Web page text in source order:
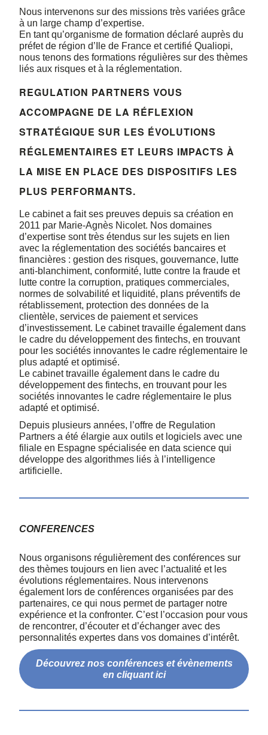
Nous intervenons sur des missions très variées grâce
à un large champ d’expertise.
En tant qu’organisme de formation déclaré auprès du
préfet de région d’Ile de France et certifié Qualiopi,
nous tenons des formations régulières sur des thèmes
liés aux risques et à la réglementation.
REGULATION PARTNERS VOUS
ACCOMPAGNE DE LA RÉFLEXION
STRATÉGIQUE SUR LES ÉVOLUTIONS
RÉGLEMENTAIRES ET LEURS IMPACTS À
LA MISE EN PLACE DES DISPOSITIFS LES
PLUS PERFORMANTS.
Le cabinet a fait ses preuves depuis sa création en
2011 par Marie-Agnès Nicolet. Nos domaines
d’expertise sont très étendus sur les sujets en lien
avec la réglementation des sociétés bancaires et
financières : gestion des risques, gouvernance, lutte
anti-blanchiment, conformité, lutte contre la fraude et
lutte contre la corruption, pratiques commerciales,
normes de solvabilité et liquidité, plans préventifs de
rétablissement, protection des données de la
clientèle, services de paiement et services
d’investissement. Le cabinet travaille également dans
le cadre du développement des fintechs, en trouvant
pour les sociétés innovantes le cadre réglementaire le
plus adapté et optimisé.
Le cabinet travaille également dans le cadre du
développement des fintechs, en trouvant pour les
sociétés innovantes le cadre réglementaire le plus
adapté et optimisé.
Depuis plusieurs années, l’offre de Regulation
Partners a été élargie aux outils et logiciels avec une
filiale en Espagne spécialisée en data science qui
développe des algorithmes liés à l’intelligence
artificielle.
CONFERENCES
Nous organisons régulièrement des conférences sur
des thèmes toujours en lien avec l’actualité et les
évolutions réglementaires. Nous intervenons
également lors de conférences organisées par des
partenaires, ce qui nous permet de partager notre
expérience et la confronter. C’est l’occasion pour vous
de rencontrer, d’écouter et d’échanger avec des
personnalités expertes dans vos domaines d’intérêt.
Découvrez nos conférences et évènements
en cliquant ici